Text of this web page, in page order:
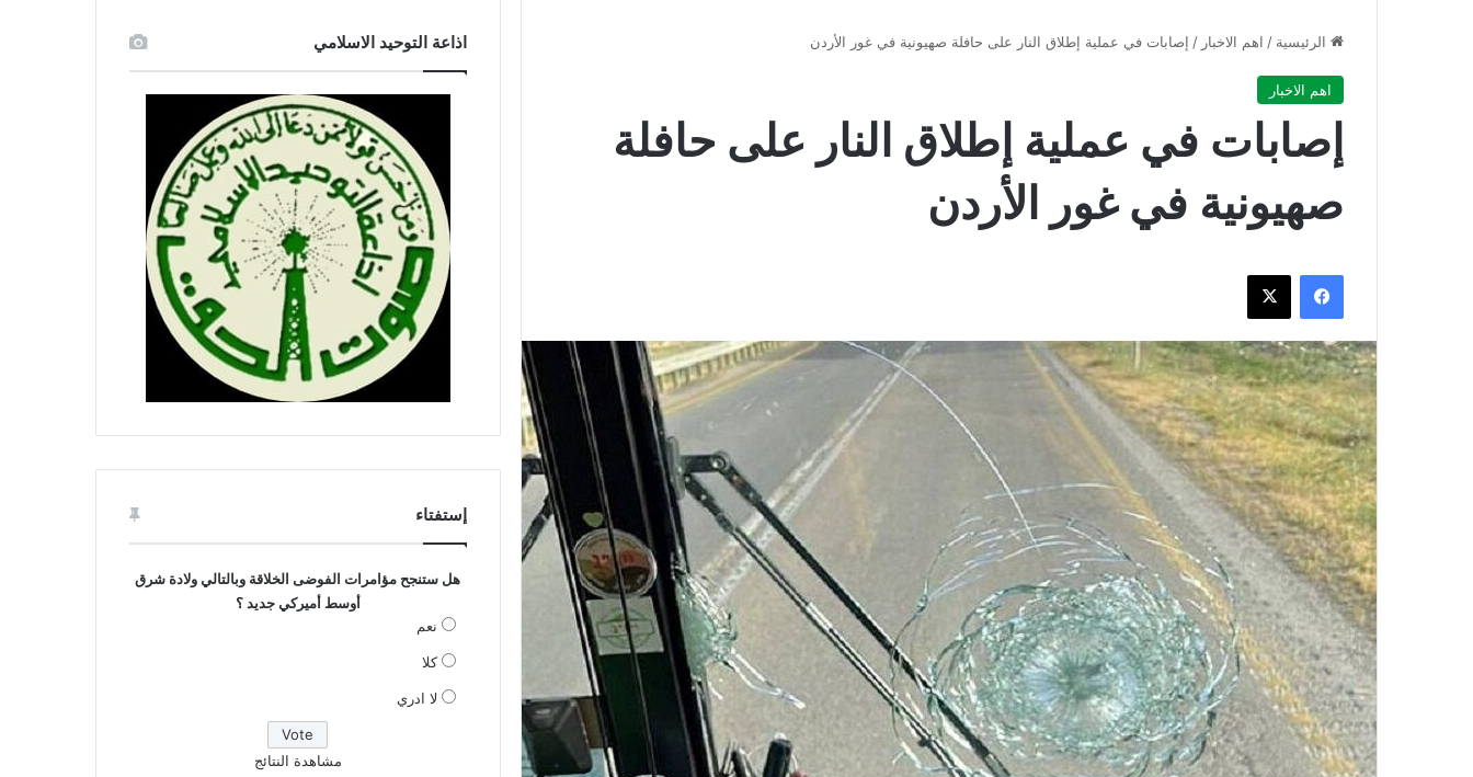
الرئيسية / اهم الاخبار / إصابات في عملية إطلاق النار على حافلة صهيونية في غور الأردن
اهم الاخبار
إصابات في عملية إطلاق النار على حافلة
صهيونية في غور الأردن
فيسبوك
اذاعة التوحيد الاسلامي
إستفتاء
هل ستنجح مؤامرات الفوضى الخلاقة وبالتالي ولادة شرق
أوسط أميركي جديد ؟
نعم
كلا
لا ادري
مشاهدة النتائج